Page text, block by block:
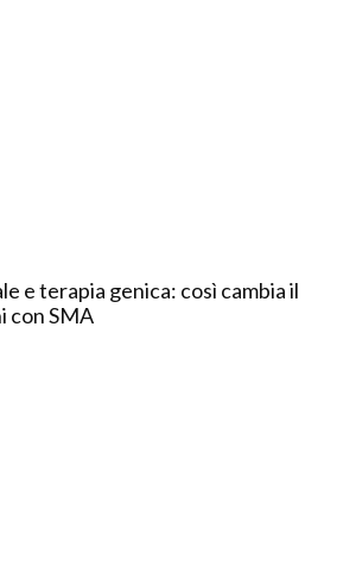
e terapia genica: così cambia il
con SMA